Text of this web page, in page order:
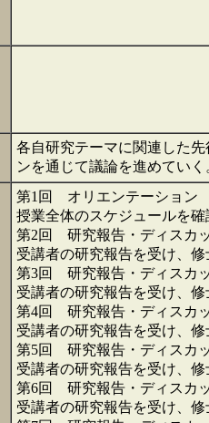
各自研究テーマに関連した
ンを通じて議論を進めてい
第1回 オリエンテーション
授業全体のスケジュールを
第2回 研究報告・ディスカ
受講者の研究報告を受け、
第3回 研究報告・ディスカ
受講者の研究報告を受け、
第4回 研究報告・ディスカ
受講者の研究報告を受け、
第5回 研究報告・ディスカ
受講者の研究報告を受け、
第6回 研究報告・ディスカ
受講者の研究報告を受け、